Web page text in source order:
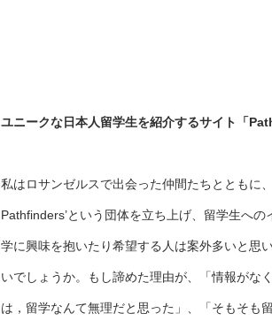
ユニークな日本人留学生を紹介するサイト「
私はロサンゼルスで出会った仲間たちとともに
Pathfinders’という団体を立ち上げ、留学生へ
学に興味を抱いたり希望する人は案外多いと思
いでしょうか。もし諦めた理由が、「情報がな
は，留学なんて無理だと思った」、「そもそも